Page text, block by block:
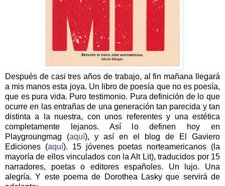
Después de casi tres años de trabajo, al fin mañana llegará
a mis manos esta joya. Un libro de poesía que no es poesía,
que es pura vida. Puro testimonio. Pura definición de lo que
ocurre en las entrañas de una generación tan parecida y tan
distinta a la nuestra, con unos referentes y una estética
completamente lejanos. Así lo definen hoy en
Playgroungmag (aquí), y así en el blog de El Gaviero
Ediciones (aquí). 15 jóvenes poetas norteamericanos (la
mayoría de ellos vinculados con la Alt Lit), traducidos por 15
narradores, poetas o editores españoles. Un lujo. Una
alegría. Y este poema de Dorothea Lasky que servirá de